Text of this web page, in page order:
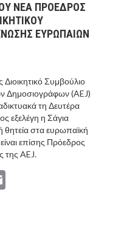
ΝΕΑ ΠΡΟΕΔΡΟΣ
ΕΥΡΩΠΑΙΩΝ
Διοικητικό Συμβούλιο
Δημοσιογράφων (AEJ)
τη Δευτέρα
εξελέγη η Σάγια
στα ευρωπαϊκή
επίσης Πρόεδρος
της AEJ.